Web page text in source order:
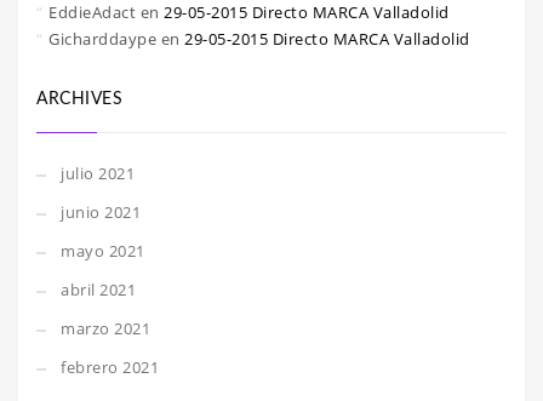
EddieAdact en 29-05-2015 Directo MARCA Valladolid
Gicharddaype en 29-05-2015 Directo MARCA Valladolid
ARCHIVES
julio 2021
junio 2021
mayo 2021
abril 2021
marzo 2021
febrero 2021